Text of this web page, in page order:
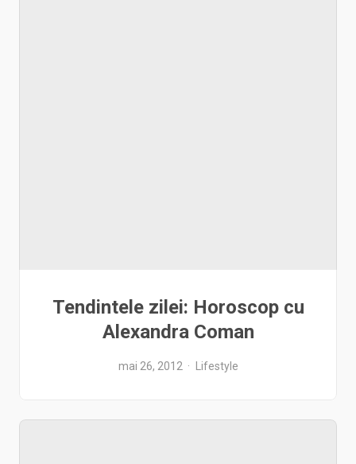
Tendintele zilei: Horoscop cu
Alexandra Coman
mai 26, 2012 Lifestyle